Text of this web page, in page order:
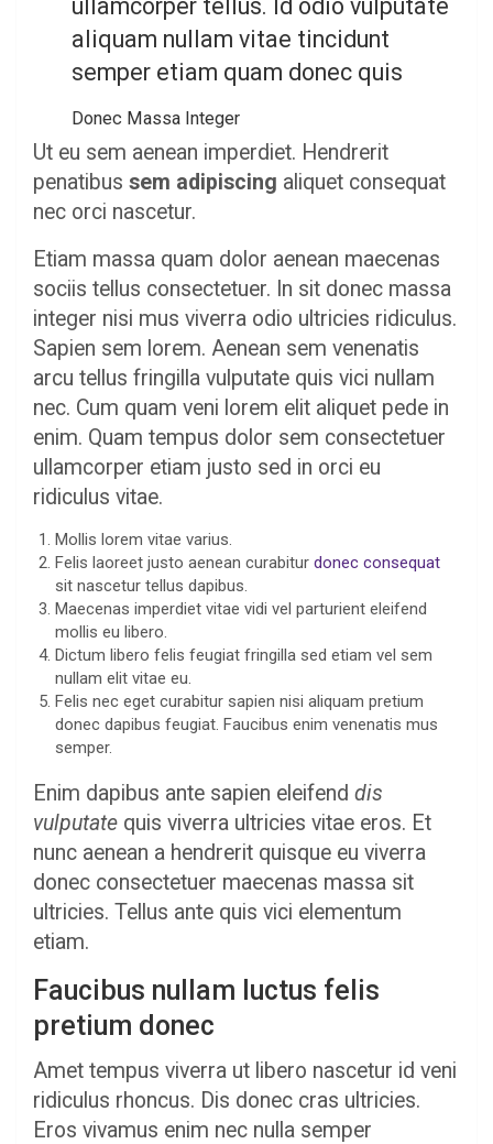
ullamcorper tellus. Id odio vulputate
aliquam nullam vitae tincidunt
semper etiam quam donec quis
Donec Massa Integer
Ut eu sem aenean imperdiet. Hendrerit
penatibus sem adipiscing aliquet consequat
nec orci nascetur.
Etiam massa quam dolor aenean maecenas
sociis tellus consectetuer. In sit donec massa
integer nisi mus viverra odio ultricies ridiculus.
Sapien sem lorem. Aenean sem venenatis
arcu tellus fringilla vulputate quis vici nullam
nec. Cum quam veni lorem elit aliquet pede in
enim. Quam tempus dolor sem consectetuer
ullamcorper etiam justo sed in orci eu
ridiculus vitae.
Mollis lorem vitae varius.
Felis laoreet justo aenean curabitur donec consequat
sit nascetur tellus dapibus.
Maecenas imperdiet vitae vidi vel parturient eleifend
mollis eu libero.
Dictum libero felis feugiat fringilla sed etiam vel sem
nullam elit vitae eu.
Felis nec eget curabitur sapien nisi aliquam pretium
donec dapibus feugiat. Faucibus enim venenatis mus
semper.
Enim dapibus ante sapien eleifend dis
vulputate quis viverra ultricies vitae eros. Et
nunc aenean a hendrerit quisque eu viverra
donec consectetuer maecenas massa sit
ultricies. Tellus ante quis vici elementum
etiam.
Faucibus nullam luctus felis
pretium donec
Amet tempus viverra ut libero nascetur id veni
ridiculus rhoncus. Dis donec cras ultricies.
Eros vivamus enim nec nulla semper